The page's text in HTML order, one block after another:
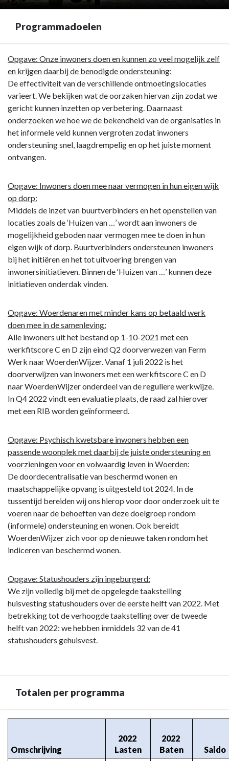
Programmadoelen
Terug
naar
navigatie
Programma
Sociaal
domein
Opgave: Onze inwoners doen en kunnen zo veel mogelijk zelf
en krijgen daarbij de benodigde ondersteuning:
De effectiviteit van de verschillende ontmoetingslocaties
varieert. We bekijken wat de oorzaken hiervan zijn zodat we
gericht kunnen inzetten op verbetering. Daarnaast
onderzoeken we hoe we de bekendheid van de organisaties in
het informele veld kunnen vergroten zodat inwoners
ondersteuning snel, laagdrempelig en op het juiste moment
ontvangen.
Opgave: Inwoners doen mee naar vermogen in hun eigen wijk
op dorp:
Middels de inzet van buurtverbinders en het openstellen van
locaties zoals de ‘Huizen van …’ wordt aan inwoners de
mogelijkheid geboden naar vermogen mee te doen in hun
eigen wijk of dorp. Buurtverbinders ondersteunen inwoners
bij het initiëren en het tot uitvoering brengen van
inwonersinitiatieven. Binnen de ‘Huizen van …’ kunnen deze
initiatieven onderdak vinden.
Opgave: Woerdenaren met minder kans op betaald werk
doen mee in de samenleving:
Alle inwoners uit het bestand op 1-10-2021 met een
werkfitscore C en D zijn eind Q2 doorverwezen van Ferm
Werk naar WoerdenWijzer. Vanaf 1 juli 2022 is het
doorverwijzen van inwoners met een werkfitscore C en D
naar WoerdenWijzer onderdeel van de reguliere werkwijze.
In Q4 2022 vindt een evaluatie plaats, de raad zal hierover
met een RIB worden geïnformeerd.
Opgave: Psychisch kwetsbare inwoners hebben een
passende woonplek met daarbij de juiste ondersteuning en
voorzieningen voor en volwaardig leven in Woerden:
De doordecentralisatie van beschermd wonen en
maatschappelijke opvang is uitgesteld tot 2024. In de
tussentijd bereiden wij ons hierop voor door onderzoek uit te
voeren naar de behoeften van deze doelgroep rondom
(informele) ondersteuning en wonen. Ook bereidt
WoerdenWijzer zich voor op de nieuwe taken rondom het
indiceren van beschermd wonen.
Opgave: Statushouders zijn ingeburgerd:
We zijn volledig bij met de opgelegde taakstelling
huisvesting statushouders over de eerste helft van 2022. Met
betrekking tot de verhoogde taakstelling over de tweede
helft van 2022: we hebben inmiddels 32 van de 41
statushouders gehuisvest.
Totalen per programma
navigatie
Omschrijving
2022
Lasten
2022
Baten
Saldo